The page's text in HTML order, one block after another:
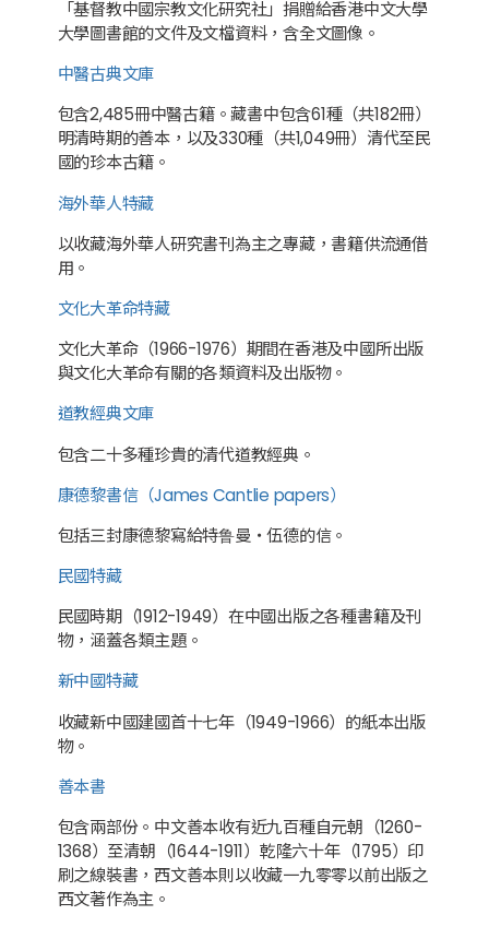
「基督教中國宗教文化研究社」捐贈給香港中文大學
大學圖書館的文件及文檔資料，含全文圖像。
中醫古典文庫
包含2,485冊中醫古籍。藏書中包含61種（共182冊）
明清時期的善本，以及330種（共1,049冊）清代至民
國的珍本古籍。
海外華人特藏
以收藏海外華人研究書刊為主之專藏，書籍供流通借
用。
文化大革命特藏
文化大革命（1966-1976）期間在香港及中國所出版
與文化大革命有關的各類資料及出版物。
道教經典文庫
包含二十多種珍貴的清代道教經典。
康德黎書信（James Cantlie papers）
包括三封康德黎寫給特鲁曼・伍德的信。
民國特藏
民國時期（1912-1949）在中國出版之各種書籍及刊
物，涵蓋各類主題。
新中國特藏
收藏新中國建國首十七年（1949-1966）的紙本出版
物。
善本書
包含兩部份。中文善本收有近九百種自元朝（1260-
1368）至清朝（1644-1911）乾隆六十年（1795）印
刷之線裝書，西文善本則以收藏一九零零以前出版之
西文著作為主。